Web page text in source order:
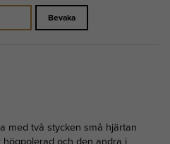
med två stycken små hjärtan
Bevaka